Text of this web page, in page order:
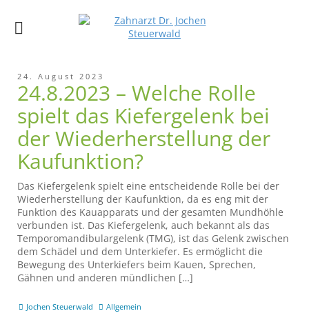
24. August 2023
24.8.2023 – Welche Rolle
spielt das Kiefergelenk bei
der Wiederherstellung der
Kaufunktion?
Das Kiefergelenk spielt eine entscheidende Rolle bei der
Wiederherstellung der Kaufunktion, da es eng mit der
Funktion des Kauapparats und der gesamten Mundhöhle
verbunden ist. Das Kiefergelenk, auch bekannt als das
Temporomandibulargelenk (TMG), ist das Gelenk zwischen
dem Schädel und dem Unterkiefer. Es ermöglicht die
Bewegung des Unterkiefers beim Kauen, Sprechen,
Gähnen und anderen mündlichen […]
Jochen Steuerwald Allgemein